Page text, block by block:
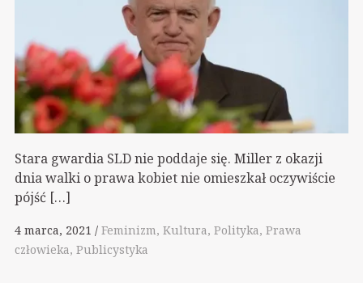
Stara gwardia SLD nie poddaje się. Miller z okazji
dnia walki o prawa kobiet nie omieszkał oczywiście
pójść […]
4 marca, 2021 Feminizm Kultura Polityka Prawa
człowieka Publicystyka